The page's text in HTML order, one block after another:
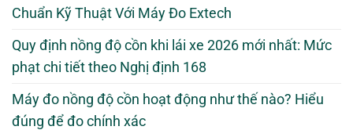
Chuẩn Kỹ Thuật Với Máy Đo Extech
Quy định nồng độ cồn khi lái xe 2026 mới nhất: Mức
phạt chi tiết theo Nghị định 168
Máy đo nồng độ cồn hoạt động như thế nào? Hiểu
đúng để đo chính xác